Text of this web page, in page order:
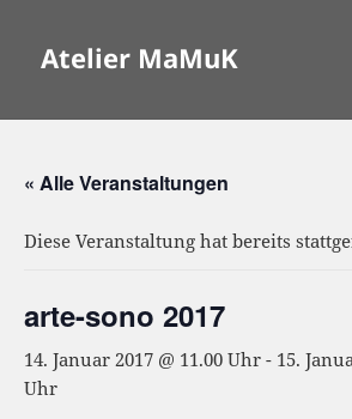
Atelier MaMuK
« Alle Veranstaltungen
Diese Veranstaltung hat bereits
arte-sono 2017
14. Januar 2017 @ 11.00 Uhr - 15.
Uhr